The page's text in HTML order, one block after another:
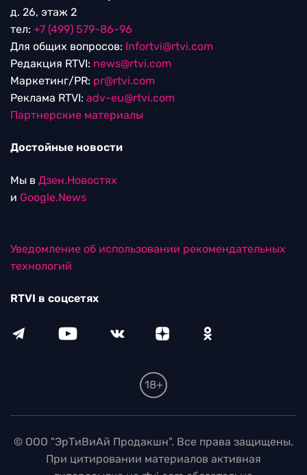
д. 26, этаж 2
тел: +7 (499) 579-86-96
Для общих вопросов: Infortvi@rtvi.com
Редакция RTVI: news@rtvi.com
Маркетинг/PR: pr@rtvi.com
Реклама RTVI: adv-eu@rtvi.com
Партнерские материалы
Достойные новости
Мы в Дзен.Новостях
и Google.News
Уведомление об использовании рекомендательных
технологий
RTVI в соцсетях
18+
© ООО "ЭрТиВиАй Продакшн". Все права защищены.
При цитировании материалов активная